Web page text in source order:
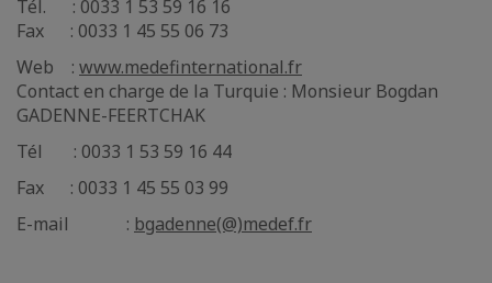
Tél. : 0033 1 53 59 16 16
Fax : 0033 1 45 55 06 73
Web : www.medefinternational.fr
Contact en charge de la Turquie : Monsieur Bogdan
GADENNE-FEERTCHAK
Tél : 0033 1 53 59 16 44
Fax : 0033 1 45 55 03 99
E-mail : bgadenne(@)medef.fr